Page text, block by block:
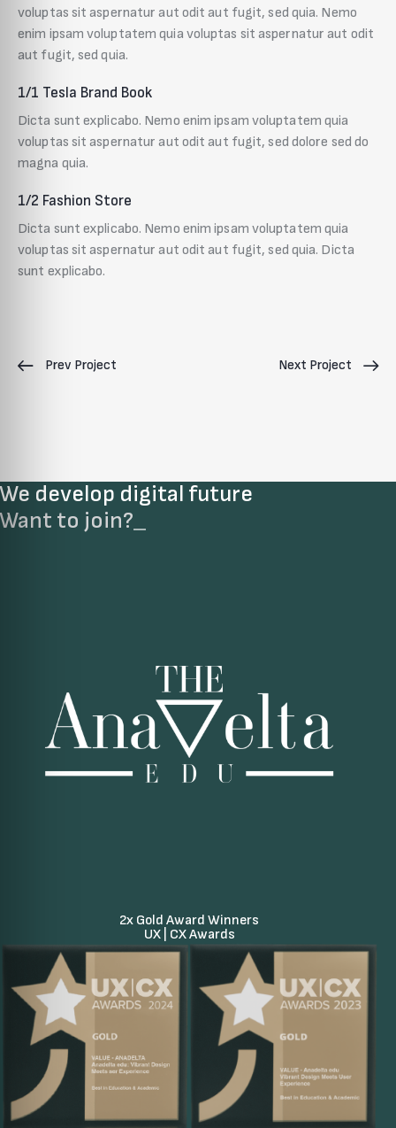
voluptas sit aspernatur aut odit aut fugit, sed quia. Nemo
enim ipsam voluptatem quia voluptas sit aspernatur aut odit
aut fugit, sed quia.
1/1 Tesla Brand Book
Dicta sunt explicabo. Nemo enim ipsam voluptatem quia
voluptas sit aspernatur aut odit aut fugit, sed dolore sed do
magna quia.
1/2 Fashion Store
Dicta sunt explicabo. Nemo enim ipsam voluptatem quia
voluptas sit aspernatur aut odit aut fugit, sed quia. Dicta
sunt explicabo.
Prev Project Next Project
We develop digital future​
Want to join?
2x Gold Award Winners
UX | CX Awards